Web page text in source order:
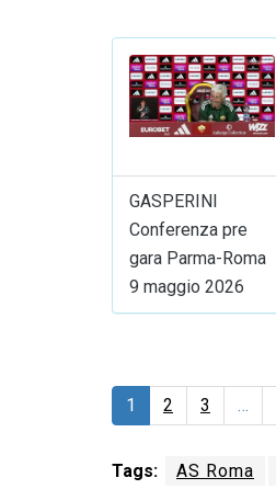
GASPERINI
Conferenza pre
gara Parma-Roma
9 maggio 2026
1 2 3 …
Tags: AS Roma